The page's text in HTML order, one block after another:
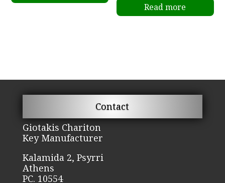
Read more
Contact
Giotakis Chariton
Key Manufacturer
Kalamida 2, Psyrri
Athens
PC. 10554